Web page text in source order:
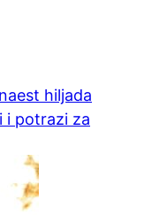
hiljada
i potrazi za